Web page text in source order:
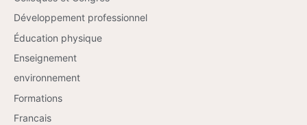
Développement professionnel
Éducation physique
Enseignement
environnement
Formations
Francais